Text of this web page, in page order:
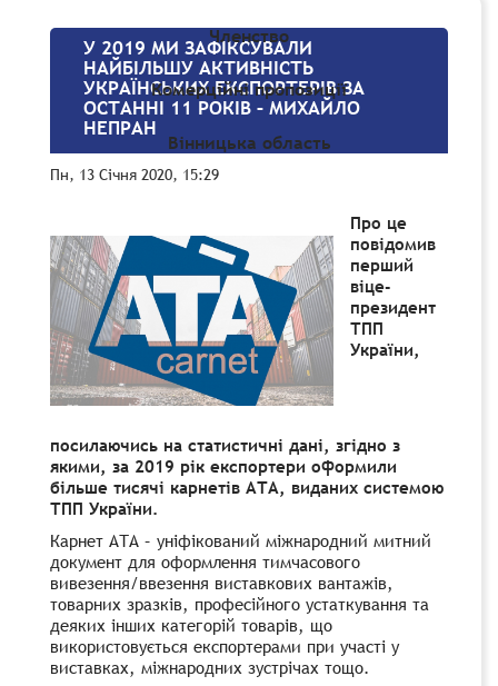
Членство
Комерційні пропозиції
Вінницька область
У 2019 МИ ЗАФІКСУВАЛИ
НАЙБІЛЬШУ АКТИВНІСТЬ
УКРАЇНСЬКИХ ЕКСПОРТЕРІВ ЗА
ОСТАННІ 11 РОКІВ – МИХАЙЛО
НЕПРАН
Пн, 13 Січня 2020, 15:29
Про це
повідомив
перший
віце-
президент
ТПП
України,
посилаючись на статистичні дані, згідно з
якими, за 2019 рік експортери оформили
більше тисячі карнетів АТА, виданих системою
ТПП України.
Карнет АТА – уніфікований міжнародний митний
документ для оформлення тимчасового
вивезення/ввезення виставкових вантажів,
товарних зразків, професійного устаткування та
деяких інших категорій товарів, що
використовується експортерами при участі у
виставках, міжнародних зустрічах тощо.